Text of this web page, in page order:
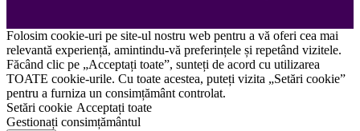
Folosim cookie-uri pe site-ul nostru web pentru a vă oferi cea mai
relevantă experiență, amintindu-vă preferințele și repetând vizitele.
Făcând clic pe „Acceptați toate”, sunteți de acord cu utilizarea
TOATE cookie-urile. Cu toate acestea, puteți vizita „Setări cookie”
pentru a furniza un consimțământ controlat.
Setări cookie Acceptați toate
Gestionați consimțământul